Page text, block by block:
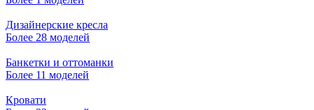
Дизайнерские кресла
Более 28 моделей
Банкетки и оттоманки
Более 11 моделей
Кровати